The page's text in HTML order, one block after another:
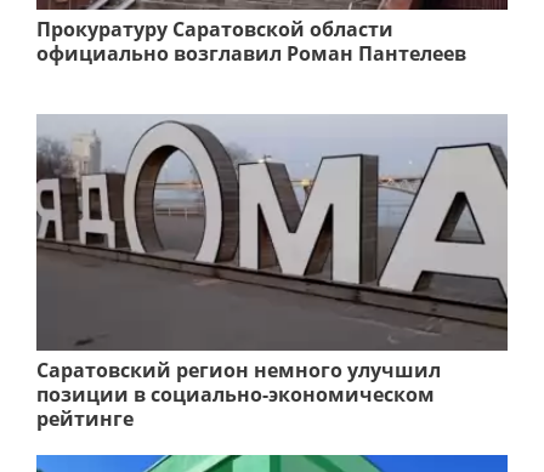
Прокуратуру Саратовской области
официально возглавил Роман Пантелеев
Саратовский регион немного улучшил
позиции в социально-экономическом
рейтинге